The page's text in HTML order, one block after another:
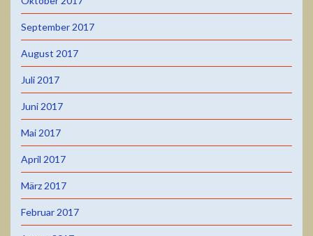
September 2017
August 2017
Juli 2017
Juni 2017
Mai 2017
April 2017
März 2017
Februar 2017